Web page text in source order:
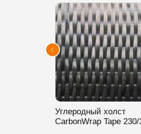
Углеродный холст
CarbonWrap Tape 230/